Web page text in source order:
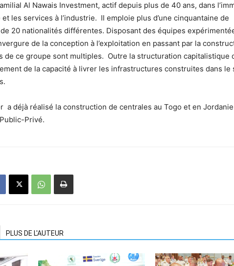
Al Nawais Investment, actif depuis plus de 40 ans, dans
et les services à l’industrie. Il emploie plus d’une cinquantaine de
20 nationalités différentes. Disposant des équipes
de la conception à l’exploitation en passant par la
de ce groupe sont multiples. Outre la structuration capitalistique
de la capacité à livrer les infrastructures construites dans le
a déjà réalisé la construction de centrales au Togo et en
Privé.
PLUS DE L'AUTEUR